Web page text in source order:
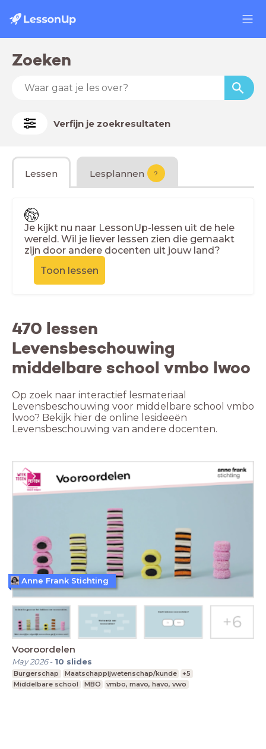
Zoeken
Verfijn je zoekresultaten
Lessen Lesplannen ?
Je kijkt nu naar LessonUp-lessen uit de hele
wereld. Wil je liever lessen zien die gemaakt
zijn door andere docenten uit jouw land?
Toon lessen
470 lessen
Levensbeschouwing
middelbare school vmbo lwoo
Op zoek naar interactief lesmateriaal
Levensbeschouwing voor middelbare school vmbo
lwoo? Bekijk hier de online lesideeën
Levensbeschouwing van andere docenten.
Vooroordelen
May 2026- 10 slides
Burgerschap Maatschappijwetenschap/kunde
+5
Middelbare school
MBO vmbo, mavo, havo, vwo
Anne Frank Stichting